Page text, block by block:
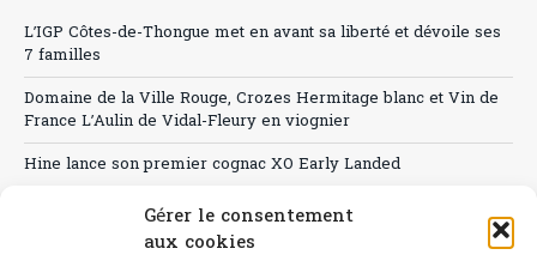
Gérer le consentement
aux cookies
L’IGP Côtes-de-Thongue met en avant sa liberté et dévoile ses
7 familles
Domaine de la Ville Rouge, Crozes Hermitage blanc et Vin de
France L’Aulin de Vidal-Fleury en viognier
Hine lance son premier cognac XO Early Landed
Canicule : A quand le CHR à « l’heure espagnole » ?